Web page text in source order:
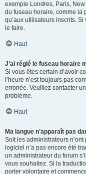
exemple Londres, Paris,
du fuseau horaire, comme la
qu’aux utilisateurs inscrits. Si
le faire.
Haut
J’ai réglé le fuseau horaire
Si vous êtes certain d’avoir
l’heure n’est toujours pas
erronée. Veuillez contacter
problème.
Haut
Ma langue n’apparaît pas
Soit les administrateurs
logiciel n’a pas encore été
un administrateur du forum
vous souhaitez. Si la
porter volontaire et